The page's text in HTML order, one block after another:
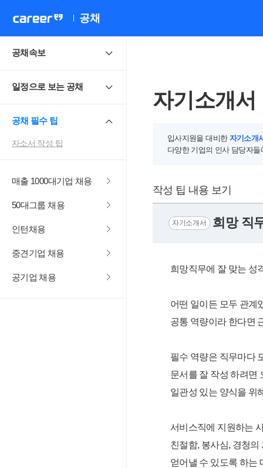
공채
공채속보
일정으로 보는 공채
공채 필수 팁
자소서 작성 팁
매출 1000대기업 채용
50대그룹 채용
인턴채용
중견기업 채용
공기업 채용
자기소개서
입사지원을 대비한 자기소개
다양한 기업의 인사 담당자
작성 팁 내용 보기
자기소개서 희망 직
희망직무에 잘 맞는 성
어떤 일이든 모두 관계
공통 역량이라 한다면
필수 역량은 직무마다
문서를 잘 작성 하려면
일관성 있는 양식을 위
서비스직에 지원하는
친절함, 봉사심, 경청
얻어낼 수 있도록 하는